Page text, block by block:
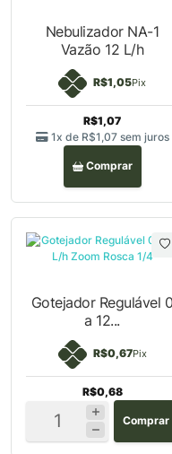
Nebulizador NA-1
Vazão 12 L/h
R$1,05Pix
R$1,07
1x de R$1,07sem juros
Comprar
Gotejador Regulável 0
a 12...
R$0,67Pix
R$0,68
Comprar